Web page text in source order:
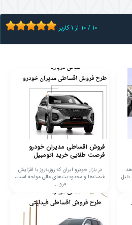
10 / 10 از 1کاربر
فروش اقساطی مدیران خودرو
فرصت طلایی خرید اتومبیل
در بازار خودرو ایران که روزبه‌روز با افزایش
قیمت‌ها و محدودیت‌های مالی مواجه است،
فرو ...